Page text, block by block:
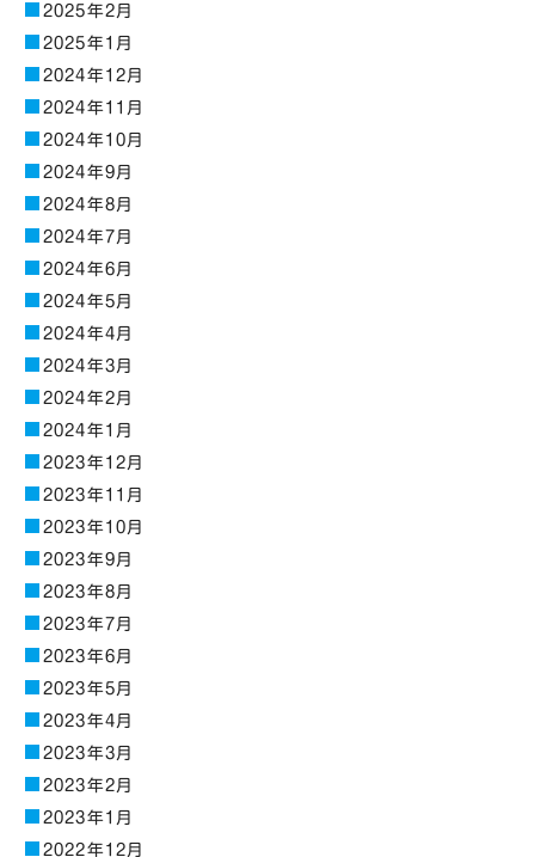
2025年2月
2025年1月
2024年12月
2024年11月
2024年10月
2024年9月
2024年8月
2024年7月
2024年6月
2024年5月
2024年4月
2024年3月
2024年2月
2024年1月
2023年12月
2023年11月
2023年10月
2023年9月
2023年8月
2023年7月
2023年6月
2023年5月
2023年4月
2023年3月
2023年2月
2023年1月
2022年12月